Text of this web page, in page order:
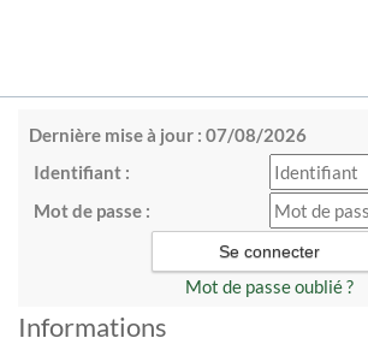
Dernière mise à jour : 07/08/2026
Identifiant :
Mot de passe :
Mot de passe oublié ?
Informations